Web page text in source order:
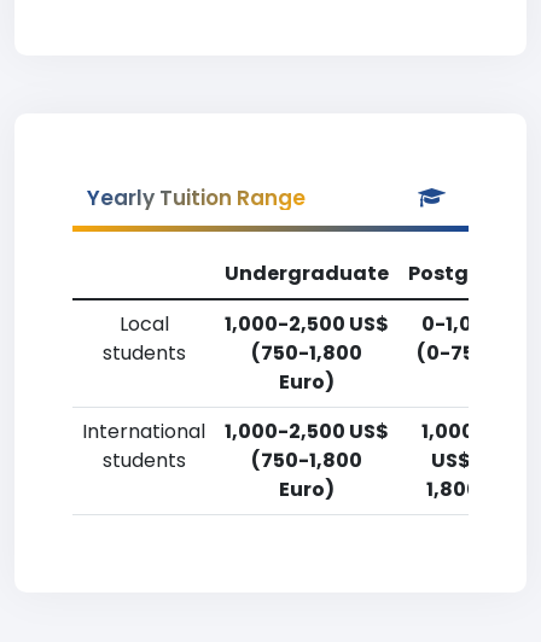
Yearly Tuition Range
Undergraduate
Local
students
1,000-2,500 US$
(750-1,800
Euro)
0-1,000 US$
(0-750
International
students
1,000-2,500 US$
(750-1,800
Euro)
1,000-2,500
US$ (750-
1,800 Euro)